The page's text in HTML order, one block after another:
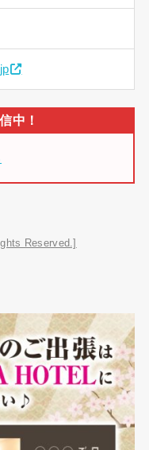
Reserved.]